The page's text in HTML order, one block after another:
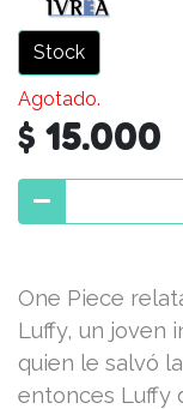
Stock
Agotado.
$ 15.000
One Piece
Luffy, un joven
quien le salvó
entonces Luffy